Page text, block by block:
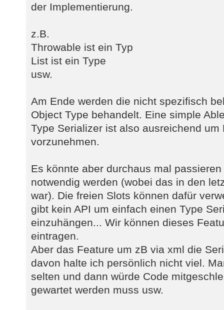
der Implementierung.
z.B.
Throwable ist ein Typ
List ist ein Type
usw.
Am Ende werden die nicht spezifisch
Object Type behandelt. Eine simple
Type Serializer ist also ausreichend um
vorzunehmen.
Es könnte aber durchaus mal
notwendig werden (wobei das in den
war). Die freien Slots können dafür
gibt kein API um einfach einen Type
einzuhängen... Wir können dieses
eintragen.
Aber das Feature um zB via xml die
davon halte ich persönlich nicht viel.
selten und dann würde Code
gewartet werden muss usw.